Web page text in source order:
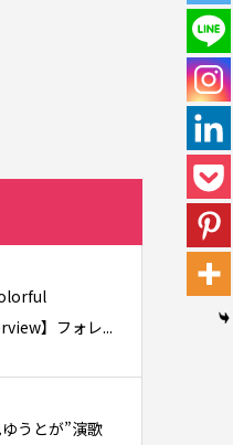
】フォレ...
うとが”演歌